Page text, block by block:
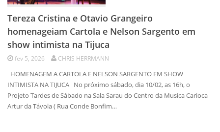
Tereza Cristina e Otavio Grangeiro
homenageiam Cartola e Nelson Sargento em
show intimista na Tijuca
fev 5, 2026 CHRIS HERRMANN
HOMENAGEM A CARTOLA E NELSON SARGENTO EM SHOW
INTIMISTA NA TIJUCA No próximo sábado, dia 10/02, as 16h, o
Projeto Tardes de Sábado na Sala Sarau do Centro da Musica Carioca
Artur da Távola ( Rua Conde Bonfim…